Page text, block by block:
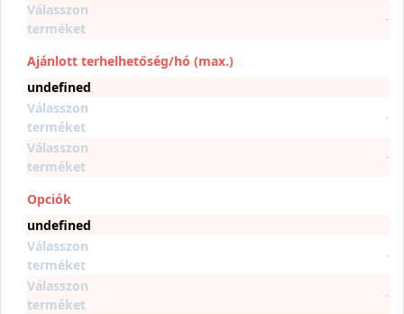
Válasszon
terméket
-
Ajánlott terhelhetőség/hó (max.)
undefined
Válasszon
terméket
-
Válasszon
terméket
-
Opciók
undefined
Válasszon
terméket
-
Válasszon
terméket
-